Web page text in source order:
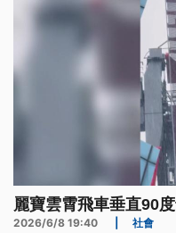
麗寶雲霄飛車垂直90
2026/6/8 19:40 社會